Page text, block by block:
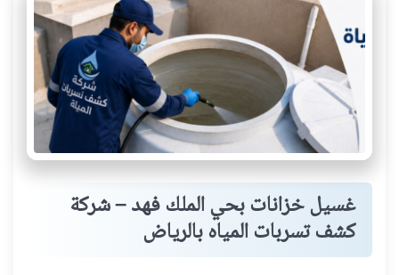
غسيل خزانات بحي الملك فهد – شركة
كشف تسربات المياه بالرياض